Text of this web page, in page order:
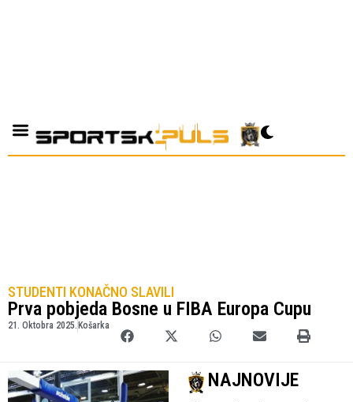
STUDENTI KONAČNO SLAVILI
Prva pobjeda Bosne u FIBA Europa Cupu
21. Oktobra 2025. Košarka
NAJNOVIJE